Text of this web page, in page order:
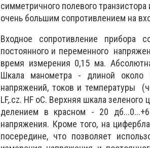
симметричного полевого
очень большим сопротивлением на
Входное сопротивление прибора
постоянного и переменного
время измерения 0,15 ма.
Шкала манометра - длиной
напряжений, токов и температуры
LF,.cz. HF oC. Верхняя шкала
делением в красном - 20
напряжения. Кроме того, на
посередине, что позволяет